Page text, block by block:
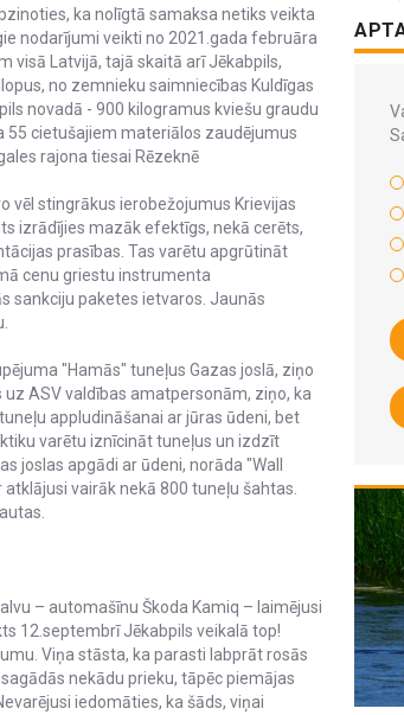
ka nolīgtā samaksa netiks veikta
nodarījumi veikti no 2021.gada februāra
visā Latvijā, tajā skaitā arī Jēkabpils,
no zemnieku saimniecības Kuldīgas
novadā - 900 kilogramus kviešu graudu
55 cietušajiem materiālos zaudējumus
rajona tiesai Rēzeknē
vēl stingrākus ierobežojumus Krievijas
izrādījies mazāk efektīgs, nekā cerēts,
prasības. Tas varētu apgrūtināt
cenu griestu instrumenta
sankciju paketes ietvaros. Jaunās
"Hamās" tuneļus Gazas joslā, ziņo
ASV valdības amatpersonām, ziņo, ka
appludināšanai ar jūras ūdeni, bet
varētu iznīcināt tuneļus un izdzīt
joslas apgādi ar ūdeni, norāda "Wall
vairāk nekā 800 tuneļu šahtas.
– automašīnu Škoda Kamiq – laimējusi
12.septembrī Jēkabpils veikalā top!
Viņa stāsta, ka parasti labprāt rosās
nekādu prieku, tāpēc piemājas
iedomāties, ka šāds, viņai